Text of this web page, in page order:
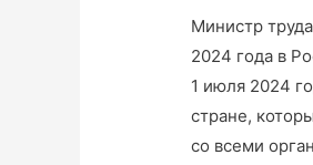
Министр
2024 года в
1 июля 2024
стране,
со всеми